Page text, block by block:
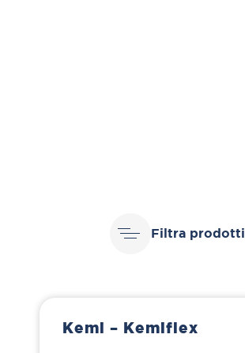
Filtra prodotti
Kemi – Kemiflex